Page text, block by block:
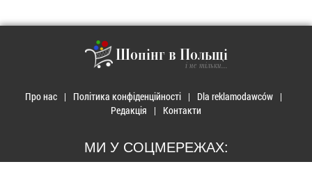
Шопінг в Польщі
і не тільки...
Про нас Політика конфіденційності
Dla reklamodawców
Редакція
Контакти
МИ У СОЦМЕРЕЖАХ: